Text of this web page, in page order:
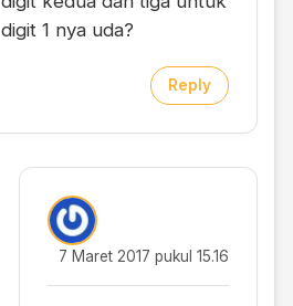
digit 1 nya uda?
Reply
7 Maret 2017 pukul 15.16